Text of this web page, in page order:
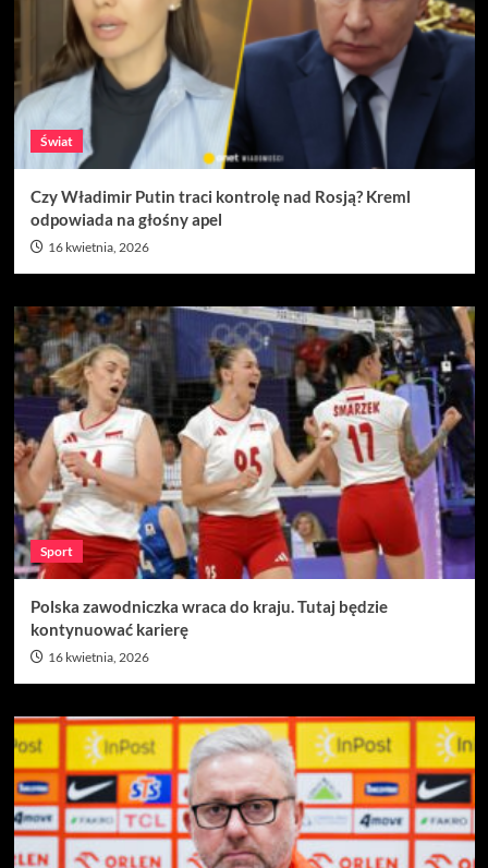
Świat
Czy Władimir Putin traci kontrolę nad Rosją? Kreml
odpowiada na głośny apel
16 kwietnia, 2026
Sport
Polska zawodniczka wraca do kraju. Tutaj będzie
kontynuować karierę
16 kwietnia, 2026